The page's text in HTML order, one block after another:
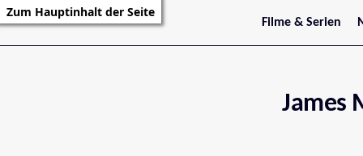
Zum Hauptinhalt der Seite
Filme & Serien
Trailer
Serienarchiv
James